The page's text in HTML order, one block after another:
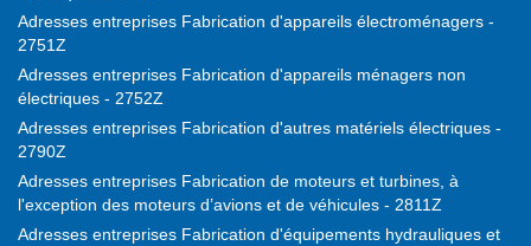
Adresses entreprises Fabrication d'appareils électroménagers -
2751Z
Adresses entreprises Fabrication d'appareils ménagers non
électriques - 2752Z
Adresses entreprises Fabrication d'autres matériels électriques -
2790Z
Adresses entreprises Fabrication de moteurs et turbines, à
l'exception des moteurs d’avions et de véhicules - 2811Z
Adresses entreprises Fabrication d'équipements hydrauliques et